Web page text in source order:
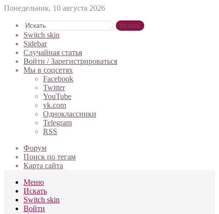
Понедельник, 10 августа 2026
Искать
Switch skin
Sidebar
Случайная статья
Войти / Зарегистрироваться
Мы в соцсетях
Facebook
Twitter
YouTube
vk.com
Одноклассники
Telegram
RSS
Форум
Поиск по тегам
Карта сайта
Меню
Искать
Switch skin
Войти